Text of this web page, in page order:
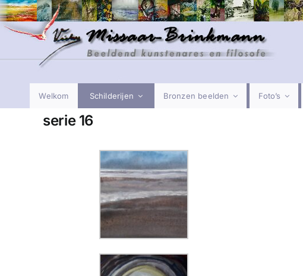
Ga
naar
inhoud
Welkom Schilderijen Bronzen beelden Foto’s
serie 16